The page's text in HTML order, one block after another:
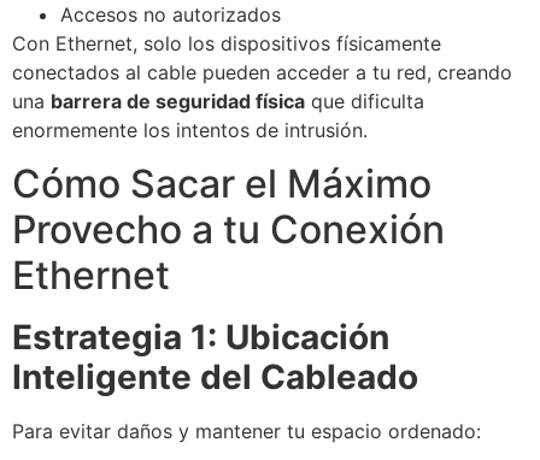
Accesos no autorizados
Con Ethernet, solo los dispositivos físicamente
conectados al cable pueden acceder a tu red, creando
una barrera de seguridad física que dificulta
enormemente los intentos de intrusión.
Cómo Sacar el Máximo
Provecho a tu Conexión
Ethernet
Estrategia 1: Ubicación
Inteligente del Cableado
Para evitar daños y mantener tu espacio ordenado: